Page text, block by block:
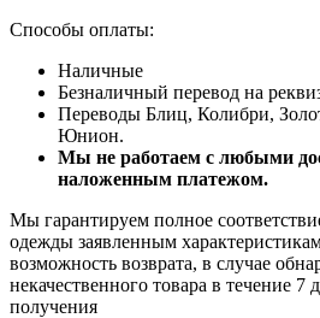
Способы оплаты:
Наличные
Безналичный перевод на
Переводы Блиц, Колибри,
Юнион.
Мы не работаем с любыми
наложенным платежом.
Мы гарантируем полное
одежды заявленным
возможность возврата, в случае
некачественного товара в течение 7
получения